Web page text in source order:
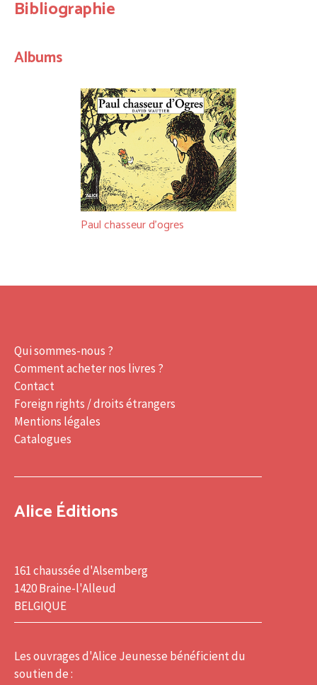
Bibliographie
Albums
Paul chasseur d’ogres
Qui sommes-nous ?
Comment acheter nos livres ?
Contact
Foreign rights / droits étrangers
Mentions légales
Catalogues
Alice Éditions
161 chaussée d'Alsemberg
1420 Braine-l'Alleud
BELGIQUE
Les ouvrages d'Alice Jeunesse bénéficient du
soutien de :